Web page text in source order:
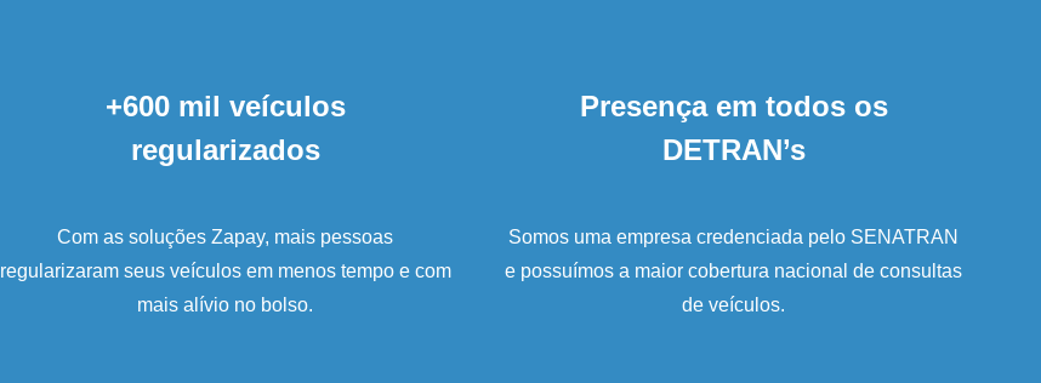
+600 mil veículos
regularizados
Com as soluções Zapay, mais pessoas
regularizaram seus veículos em menos tempo e com
mais alívio no bolso.
Presença em todos os
DETRAN’s
Somos uma empresa credenciada pelo SENATRAN
e possuímos a maior cobertura nacional de consultas
de veículos.